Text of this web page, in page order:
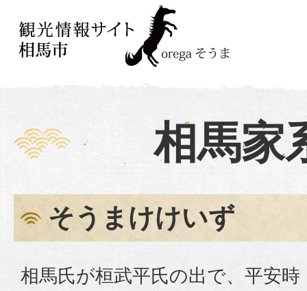
相馬家
そうまけけいず
相馬氏が桓武平氏の出で、平安時